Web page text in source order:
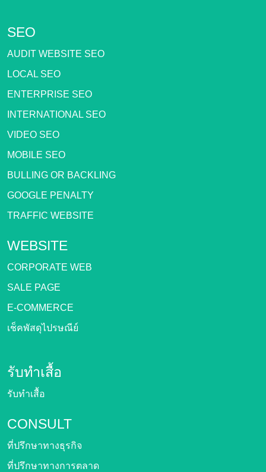
SEO
AUDIT WEBSITE SEO
LOCAL SEO
ENTERPRISE SEO
INTERNATIONAL SEO
VIDEO SEO
MOBILE SEO
BULLING OR BACKLING
GOOGLE PENALTY
TRAFFIC WEBSITE
WEBSITE
CORPORATE WEB
SALE PAGE
E-COMMERCE
เช็คพัสดุไปรษณีย์
รับทำเสื้อ
รับทำเสื้อ
CONSULT
ที่ปรึกษาทางธุรกิจ
ที่ปรึกษาทางการตลาด